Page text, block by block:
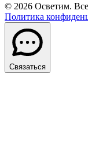
© 2026 Осветим.
Политика
Связаться